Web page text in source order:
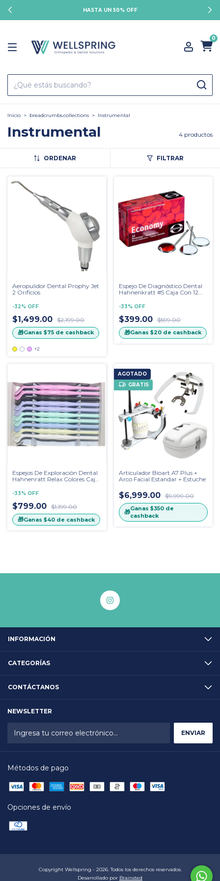
HASTA UN 50% OFF
0
Inicio > breadcrumbs.collections > Instrumental
Instrumental 4 productos
ORDENAR FILTRAR
Aeropulidor Dental Prophy Jet
2 Orificios
-32% OFF
$1,499.00 $2,199.00
🎁Ganas $75 de cashback
+2
Espejo De Diagnóstico Dental
Hahnenkratt #5 Caja Con 12
-33% OFF
$399.00 $599.00
🎁Ganas $20de cashback
Espejos De Exploración Dental
Hahnenratt Relax Colores Caja
-33% OFF
$799.00 $1,199.00
🎁Ganas $40 de cashback
AGOTADO
GRATIS
Articulador Bioart A7 Plus +
Arco Facial Estandar + Estuche
$6,999.00 $9,999.00
🎁Ganas $350de
cashback
INFORMACIÓN
CATEGORÍAS
CONTÁCTANOS
NEWSLETTER
Métodos de pago
Opciones de envío
Copyright Wellspring - 2026. Todos los derechos reservados.
Desarrollado por Brainsted